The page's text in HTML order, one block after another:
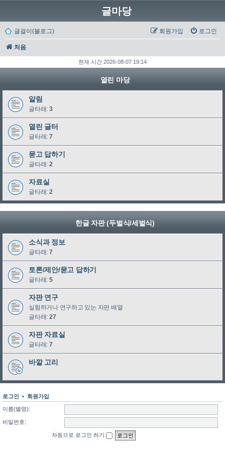
글마당
글걸이(블로그) 로그인
회원가입
처음
현재 시간 2026-08-07 19:14
열린 마당
알림
글타래: 3
열린 글터
글타래: 7
묻고 답하기
글타래: 2
자료실
글타래: 2
한글 자판 (두벌식/세벌식)
소식과 정보
글타래: 7
토론/제안/묻고 답하기
글타래: 5
자판 연구
실험하거나 연구하고 있는 자판 배열
글타래: 27
자판 자료실
글타래: 7
바깥 고리
로그인 • 회원가입
이름(별명):
비밀번호:
자동으로 로그인 하기